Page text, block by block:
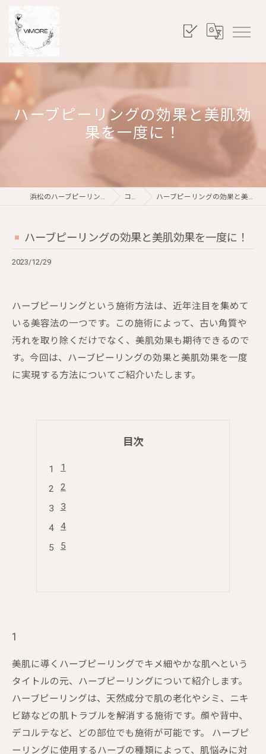
ハーブピーリングの効果と美肌効
果を一度に！
浜松のハーブピーリングならViMORE コラム ハーブピーリングの効果と美肌効果を一度に！
ハーブピーリングの効果と美肌効果を一度に！
2023/12/29
ハーブピーリングという施術方法は、近年注目を集めて
いる美容法の一つです。この施術によって、古い角質や
汚れを取り除くだけでなく、美肌効果も期待できるので
す。今回は、ハーブピーリングの効果と美肌効果を一度
に実現する方法についてご紹介いたします。
目次
1
2
3
4
5
1
美肌に導くハーブピーリングでキメ細やかな肌へという
タイトルの元、ハーブピーリングについて紹介します。
ハーブピーリングは、天然成分で肌の老化やシミ、ニキ
ビ跡などの肌トラブルを解消する施術です。顔や背中、
デコルテなど、どの部位でも施術が可能です。 ハーブピ
ーリングに使用するハーブの種類によって、肌悩みに対